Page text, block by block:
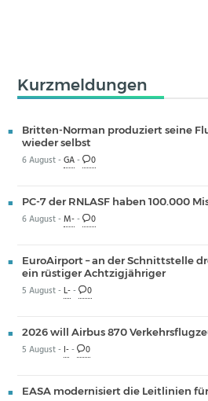
Kurzmeldungen
Britten-Norman produziert seine
wieder selbst
6 August -GA- 0
PC-7 der RNLASF haben 100.000
6 August -M-- 0
EuroAirport – an der Schnittstelle
ein rüstiger Achtzigjähriger
5 August -L-- 0
2026 will Airbus 870
5 August - I-- 0
EASA modernisiert die Leitlinien